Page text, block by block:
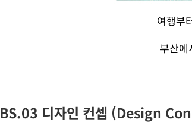
여행부
부산에
BS.03 디자인 컨셉 (Design